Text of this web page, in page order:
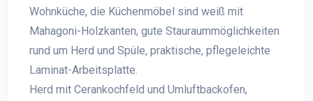
Wohnküche, die Küchenmöbel sind weiß mit
Mahagoni-Holzkanten, gute Stauraummöglichkeiten
rund um Herd und Spüle, praktische, pflegeleichte
Laminat-Arbeitsplatte.
Herd mit Cerankochfeld und Umluftbackofen,